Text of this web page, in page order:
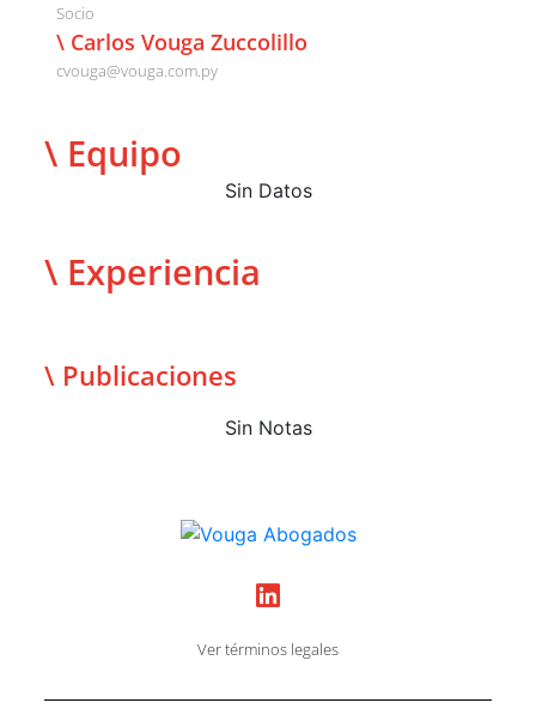
Socio
\ Carlos Vouga Zuccolillo
cvouga@vouga.com.py
\ Equipo
Sin Datos
\ Experiencia
\ Publicaciones
Sin Notas
Ver términos legales